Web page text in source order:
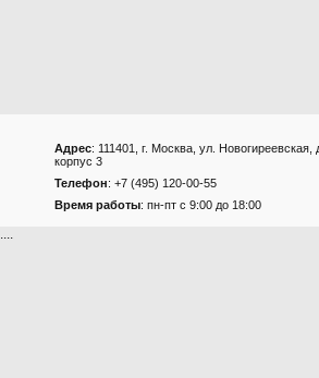
Адрес: 111401, г. Москва, ул. Новогиреевская,
корпус 3
Телефон: +7 (495) 120-00-55
Время работы: пн-пт с 9:00 до 18:00
....